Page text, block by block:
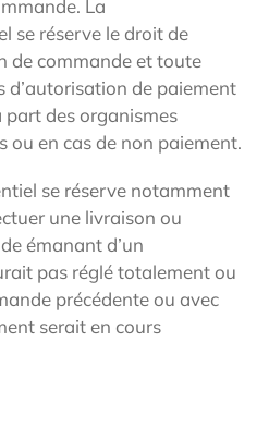
La
se réserve le droit de
de commande et toute
d’autorisation de paiement
part des organismes
ou en cas de non paiement.
se réserve notamment
une livraison ou
émanant d’un
pas réglé totalement ou
précédente ou avec
serait en cours